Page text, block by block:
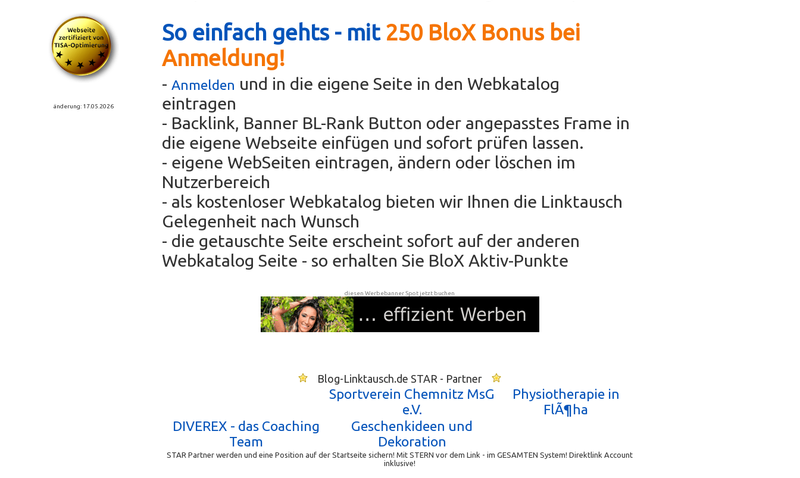
änderung: 17.05.2026
So einfach gehts - mit 250 BloX Bonus bei
Anmeldung!
- Anmelden und in die eigene Seite in den Webkatalog
eintragen
- Backlink, Banner BL-Rank Button oder angepasstes Frame in
die eigene Webseite einfügen und sofort prüfen lassen.
- eigene WebSeiten eintragen, ändern oder löschen im
Nutzerbereich
- als kostenloser Webkatalog bieten wir Ihnen die Linktausch
Gelegenheit nach Wunsch
- die getauschte Seite erscheint sofort auf der anderen
Webkatalog Seite - so erhalten Sie BloX Aktiv-Punkte
diesen Werbebanner Spot jetzt buchen
Blog-Linktausch.de STAR - Partner
Sportverein Chemnitz MsG
e.V.
Physiotherapie in
FlÃ¶ha
DIVEREX - das Coaching
Team
Geschenkideen und
Dekoration
STAR Partner werden und eine Position auf der Startseite sichern! Mit STERN vor dem Link - im GESAMTEN System! Direktlink Account
inklusive!